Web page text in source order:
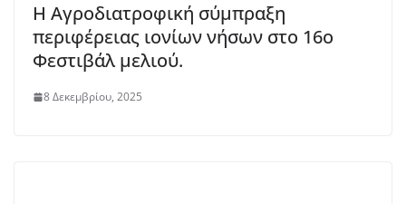
Η Αγροδιατροφική σύμπραξη
περιφέρειας ιονίων νήσων στο 16ο
Φεστιβάλ μελιού.
8 Δεκεμβρίου, 2025